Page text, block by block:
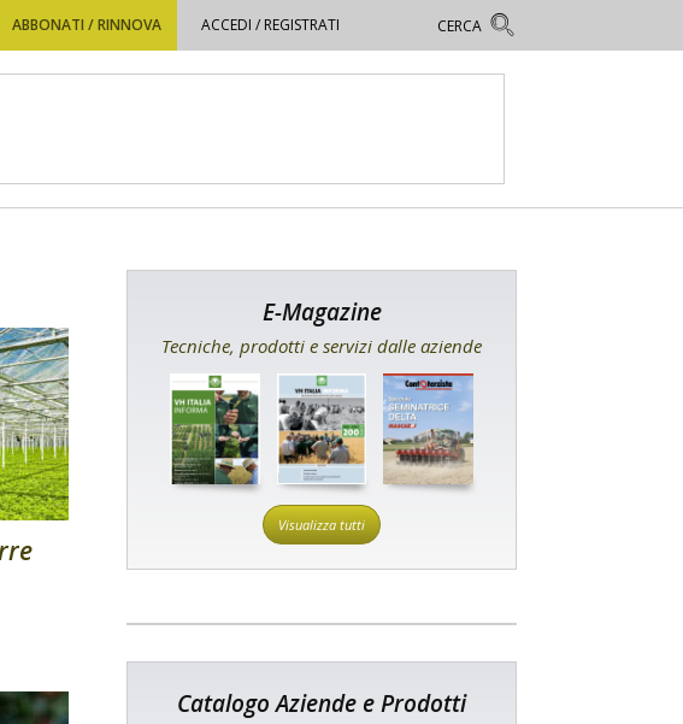
ABBONATI / RINNOVA ACCEDI / REGISTRATI
E-Magazine
Tecniche, prodotti e servizi dalle aziende
Visualizza tutti
Catalogo Aziende e Prodotti